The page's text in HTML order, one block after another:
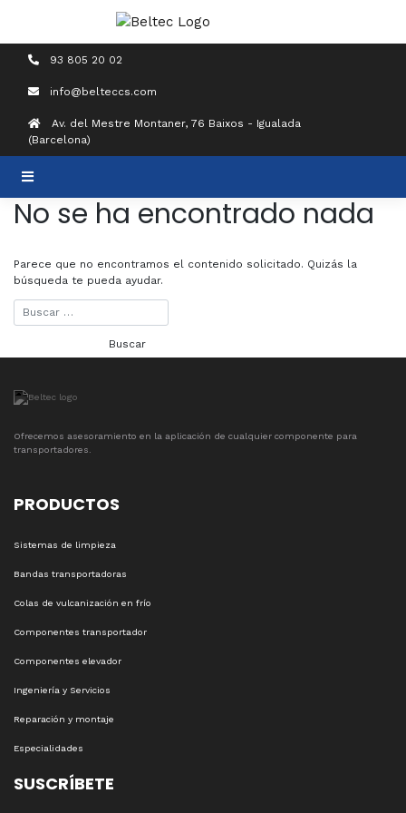
93 805 20 02
info@belteccs.com
Av. del Mestre Montaner, 76 Baixos - Igualada
(Barcelona)
No se ha encontrado nada
Parece que no encontramos el contenido solicitado. Quizás la
búsqueda te pueda ayudar.
Ofrecemos asesoramiento en la aplicación de cualquier componente para
transportadores.
PRODUCTOS
Sistemas de limpieza
Bandas transportadoras
Colas de vulcanización en frío
Componentes transportador
Componentes elevador
Ingeniería y Servicios
Reparación y montaje
Especialidades
SUSCRÍBETE